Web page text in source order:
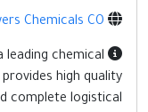
Chemicals CO
leading chemical
high quality
complete logistical